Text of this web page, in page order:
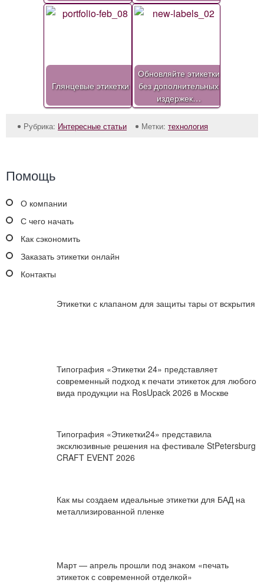
Глянцевые этикетки
Обновляйте этикетки
без дополнительных
издержек…
Рубрика: Интересные статьи Метки: технология
Помощь
О компании
С чего начать
Как сэкономить
Заказать этикетки онлайн
Контакты
Этикетки с клапаном для защиты тары от вскрытия
Типография «Этикетки 24» представляет
современный подход к печати этикеток для любого
вида продукции на RosUpack 2026 в Москве
Типография «Этикетки24» представила
эксклюзивные решения на фестивале StPetersburg
CRAFT EVENT 2026
Как мы создаем идеальные этикетки для БАД на
металлизированной пленке
Март — апрель прошли под знаком «печать
этикеток с современной отделкой»